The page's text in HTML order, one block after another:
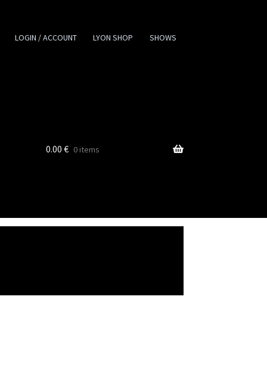
LOGIN / ACCOUNT LYON SHOP SHOWS
0.00 € 0 items